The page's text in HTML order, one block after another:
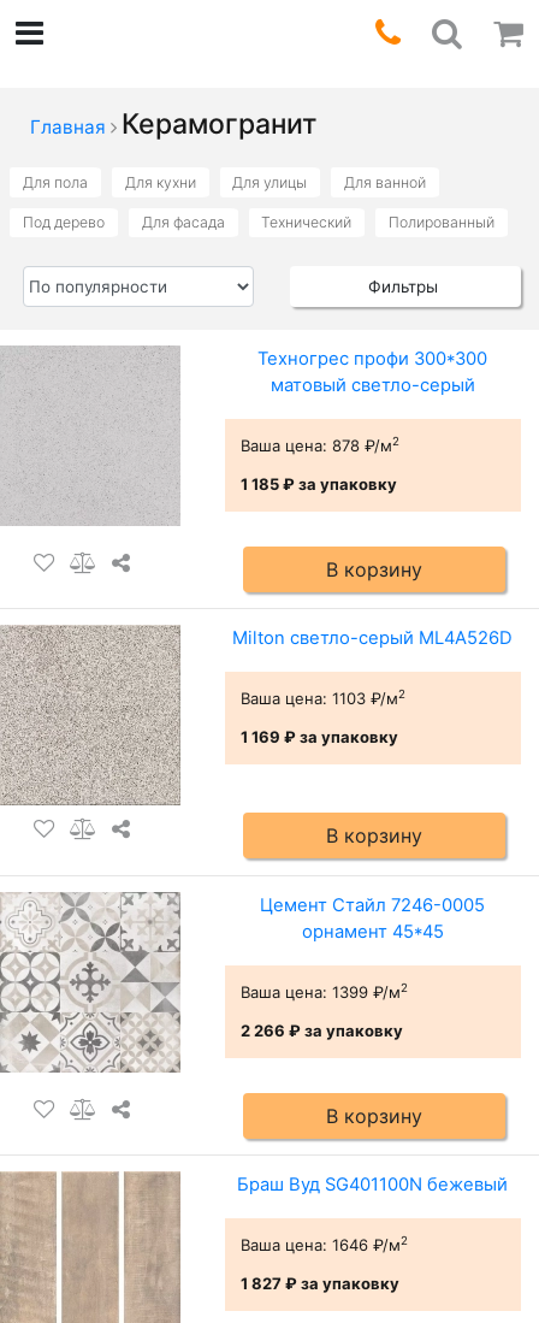
Главная Керамогранит
Для пола Для кухни Для улицы Для ванной
Под дерево Для фасада Технический Полированный
Фильтры
Техногрес профи 300*300
матовый светло-серый
Ваша цена: 878 ₽/м2
1 185 ₽за упаковку
В корзину
Milton светло-серый ML4A526D
Ваша цена: 1103 ₽/м2
1 169 ₽за упаковку
В корзину
Цемент Стайл 7246-0005
орнамент 45*45
Ваша цена: 1399 ₽/м2
2 266 ₽за упаковку
В корзину
Браш Вуд SG401100N бежевый
Ваша цена: 1646 ₽/м2
1 827 ₽за упаковку